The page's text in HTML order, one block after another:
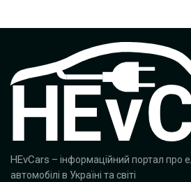
HEvCars – інформаційний портал про
автомобілі в Україні та світі